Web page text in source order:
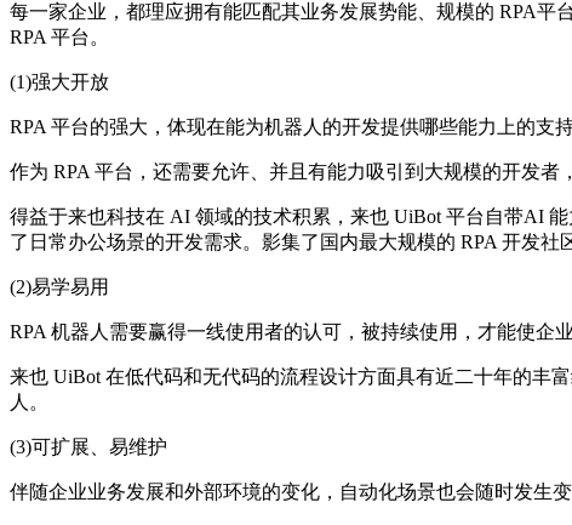
每一家企业，都理应拥有能匹配其业务发展势能、规模的 RPA
RPA 平台。
(1)强大开放
RPA 平台的强大，体现在能为机器人的开发提供哪些能力上的支
作为 RPA 平台，还需要允许、并且有能力吸引到大规模的开发
得益于来也科技在 AI 领域的技术积累，来也 UiBot 平台自带AI
了日常办公场景的开发需求。影集了国内最大规模的 RPA 开发
(2)易学易用
RPA 机器人需要赢得一线使用者的认可，被持续使用，才能使企
来也 UiBot 在低代码和无代码的流程设计方面具有近二十年的丰
人。
(3)可扩展、易维护
伴随企业业务发展和外部环境的变化，自动化场景也会随时发生